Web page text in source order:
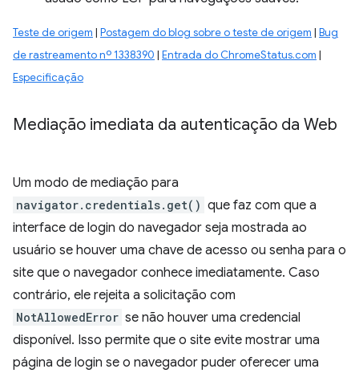
Teste de origem | Postagem do blog sobre o teste de origem | Bug
de rastreamento nº 1338390 | Entrada do ChromeStatus.com |
Especificação
Mediação imediata da autenticação da Web
Um modo de mediação para
navigator.credentials.get() que faz com que a
interface de login do navegador seja mostrada ao
usuário se houver uma chave de acesso ou senha para o
site que o navegador conhece imediatamente. Caso
contrário, ele rejeita a solicitação com
NotAllowedError se não houver uma credencial
disponível. Isso permite que o site evite mostrar uma
página de login se o navegador puder oferecer uma